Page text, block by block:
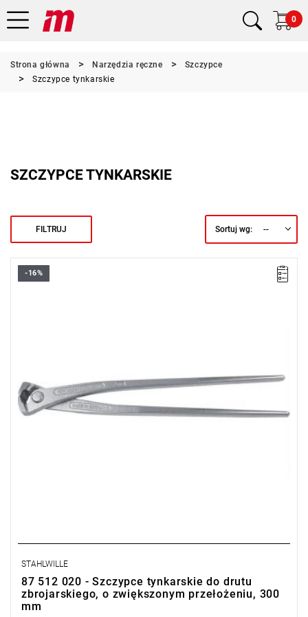
0
Strona główna Narzędzia ręczne
Szczypce
Szczypce tynkarskie
SZCZYPCE TYNKARSKIE
FILTRUJ Sortuj wg: --
• Długość: 300 mm
-16%
STAHLWILLE
87 512 020 - Szczypce tynkarskie do drutu
zbrojarskiego, o zwiększonym przełożeniu, 300
mm